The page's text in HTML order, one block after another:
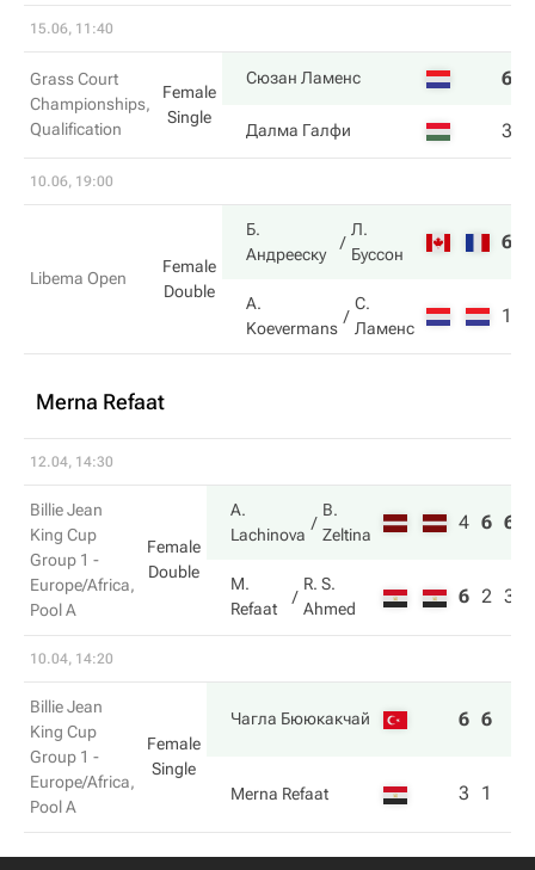
15.06, 11:40
Grass Court
Championships,
Qualification
Female
Single
Сюзан Ламенс 6
Далма Галфи 3
10.06, 19:00
Libema Open
Female
Double
Б.
Андрееску
Л.
Буссон
6
A.
Koevermans
С.
Ламенс
1
Merna Refaat
12.04, 14:30
Billie Jean
King Cup
Group 1 -
Europe/Africa,
Pool A
Female
Double
A.
Lachinova
B.
Zeltina
4 6 6
M.
Refaat
R. S.
Ahmed
6 2 3
10.04, 14:20
Billie Jean
King Cup
Group 1 -
Europe/Africa,
Pool A
Female
Single
Чагла Бююкакчай 6 6
Merna Refaat 3 1